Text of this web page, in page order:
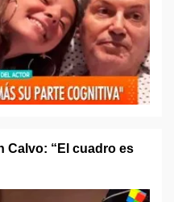
Calvo: “El cuadro es